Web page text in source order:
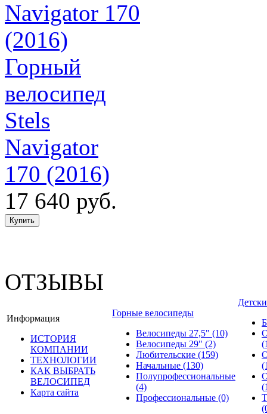
Горный
велосипед
Stels
Navigator
170 (2016)
17 640 руб.
ОТЗЫВЫ
Информация
ИСТОРИЯ
КОМПАНИИ
ТЕХНОЛОГИИ
КАК ВЫБРАТЬ
ВЕЛОСИПЕД
Карта сайта
Горные велосипеды
Велосипеды 27,5" (10)
Велосипеды 29" (2)
Любительские (159)
Начальные (130)
Полупрофессиональные
(4)
Профессиональные (0)